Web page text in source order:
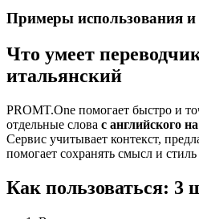
Примеры использования и
Что умеет
итальянский
PROMT.One помогает быстро и
отдельные слова с английского
Сервис учитывает контекст,
помогает сохранять смысл и
Как пользоваться: 3